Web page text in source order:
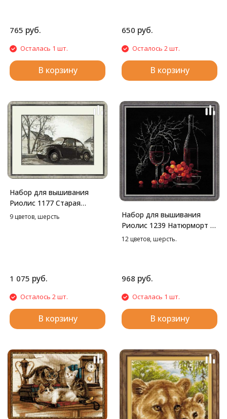
765 руб.
Осталась 1 шт.
В корзину
650 руб.
Осталось 2 шт.
В корзину
Набор для вышивания
Риолис 1177 Старая
фотография. Жук, 38*26
9 цветов, шерсть
1 075 руб.
Осталось 2 шт.
В корзину
Набор для вышивания
Риолис 1239 Натюрморт с
красным вином, 30*30 см
12 цветов, шерсть.
968 руб.
Осталась 1 шт.
В корзину